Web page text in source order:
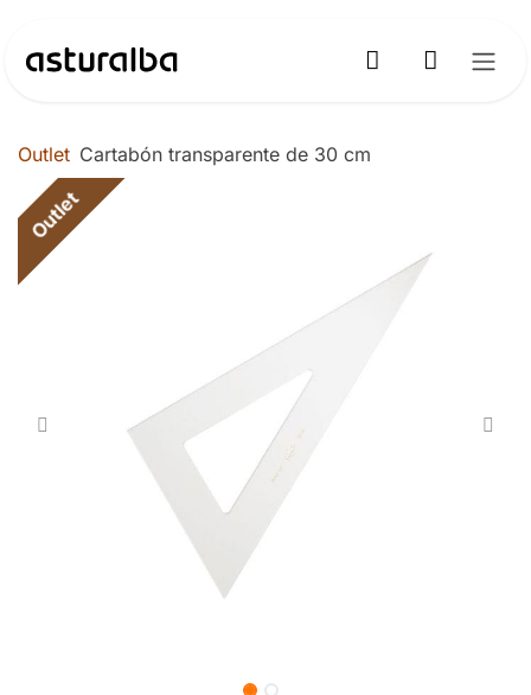
Outlet Cartabón transparente de 30 cm
Outlet